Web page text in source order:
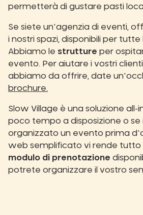
permetterà di gustare pasti
Se siete un'agenzia di eventi,
i nostri spazi, disponibili per tutte
Abbiamo le strutture per
evento. Per aiutare i vostri
abbiamo da offrire, date
brochure.
Slow Village è una soluzione all-
poco tempo a disposizione o
organizzato un evento prima
web semplificato vi rende tutto
modulo di prenotazione
potrete organizzare il vostro